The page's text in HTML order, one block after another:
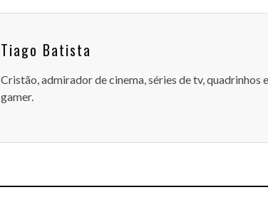
Tiago Batista
Cristão, admirador de cinema, séries de tv, quadrinhos
gamer.